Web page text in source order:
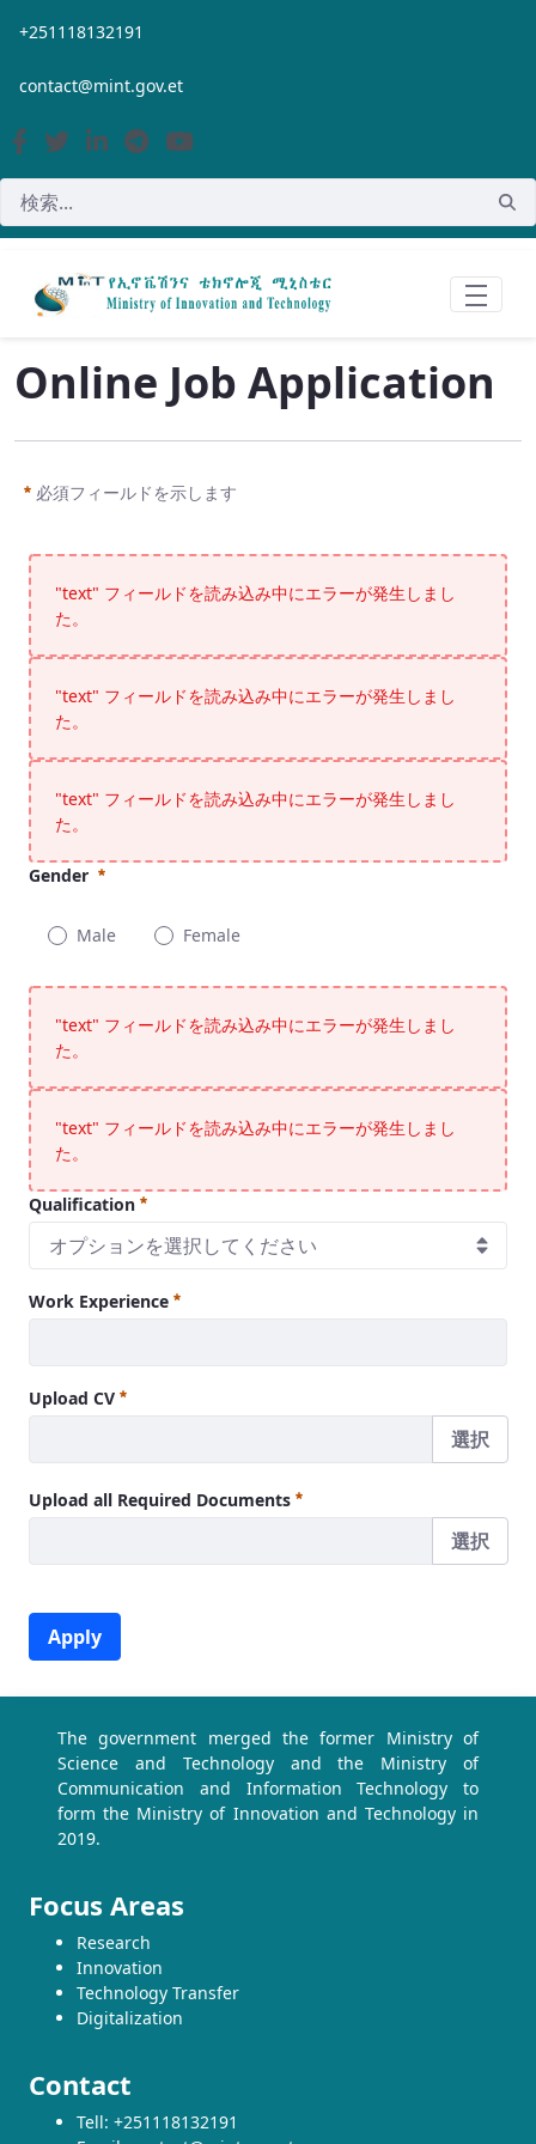
メインコンテンツにスキップ
+251118132191
contact@mint.gov.et
Online Job Application
必須フィールドを示します
"text" フィールドを読み込み中にエラーが発生しまし
た。
"text" フィールドを読み込み中にエラーが発生しまし
た。
"text" フィールドを読み込み中にエラーが発生しまし
た。
Gender
Male
Female
必須
"text" フィールドを読み込み中にエラーが発生しまし
た。
"text" フィールドを読み込み中にエラーが発生しまし
た。
Qualification
オプションを選択してください
Work Experience
Upload CV
選択
Upload all Required Documents
選択
Apply
The government merged the former Ministry of
Science and Technology and the Ministry of
Communication and Information Technology to
form the Ministry of Innovation and Technology in
2019.
Focus Areas
Research
Innovation
Technology Transfer
Digitalization
Contact
Tell: +251118132191